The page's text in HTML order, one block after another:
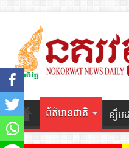
ព័ត៌មានជាតិ ខ្សឹប